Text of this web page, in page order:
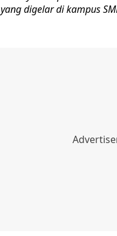
yang digelar di kampus